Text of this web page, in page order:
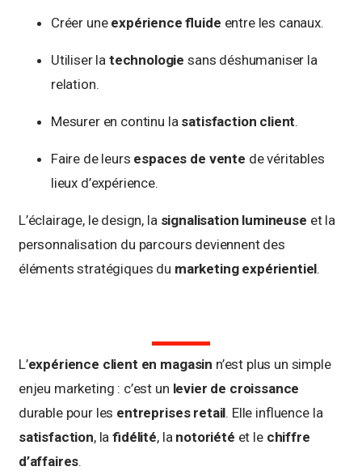
Créer une expérience fluide entre les canaux.
Utiliser la technologie sans déshumaniser la
relation.
Mesurer en continu la satisfaction client.
Faire de leurs espaces de vente de véritables
lieux d’expérience.
L’éclairage, le design, la signalisation lumineuse et la
personnalisation du parcours deviennent des
éléments stratégiques du marketing expérientiel.
L’expérience client en magasin n’est plus un simple
enjeu marketing : c’est un levier de croissance
durable pour les entreprises retail. Elle influence la
satisfaction, lafidélité, la notoriété et le chiffre
d’affaires.